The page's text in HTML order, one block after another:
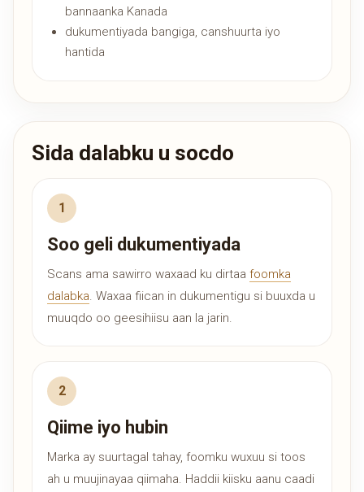
bannaanka Kanada
dukumentiyada bangiga, canshuurta iyo
hantida
Sida dalabku u socdo
Soo geli dukumentiyada
Scans ama sawirro waxaad ku dirtaa foomka
dalabka. Waxaa fiican in dukumentigu si buuxda u
muuqdo oo geesihiisu aan la jarin.
Qiime iyo hubin
Marka ay suurtagal tahay, foomku wuxuu si toos
ah u muujinayaa qiimaha. Haddii kiisku aanu caadi